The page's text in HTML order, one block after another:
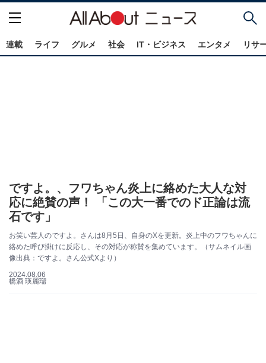
連載 ライフ グルメ 社会 IT・ビジネス エンタメ リサ
ですよ。、フワちゃん炎上に絡めた大人な対
応に絶賛の声！ 「この大一番でのド正論は流
石です」
お笑い芸人のですよ。さんは8月5日、自身のXを更新。炎上中のフワちゃんに
絡めた呼び掛けに反応し、その対応が称賛を集めています。（サムネイル画
像出典：ですよ。さん公式Xより）
2024.08.06
橋酒 瑛麗瑠